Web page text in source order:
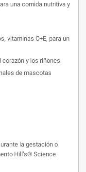
una comida nutritiva y
vitaminas C+E, para un
y los riñones
de mascotas
la gestación o
Hill’s® Science